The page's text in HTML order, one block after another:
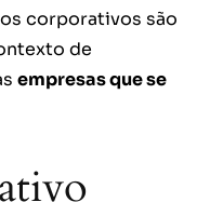
corporativos são
de
empresas que se